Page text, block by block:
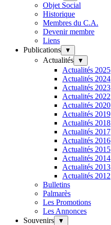
Objet Social
Historique
Membres du C.A.
Devenir membre
Liens
Publications
▼
Actualités ▼
Actualités 2025
Actualités 2024
Actualités 2023
Actualités 2022
Actualités 2020
Actualités 2019
Actualités 2018
Actualités 2017
Actualités 2016
Actualités 2015
Actualités 2014
Actualités 2013
Actualités 2012
Bulletins
Palmarès
Les Promotions
Les Annonces
Souvenirs
▼